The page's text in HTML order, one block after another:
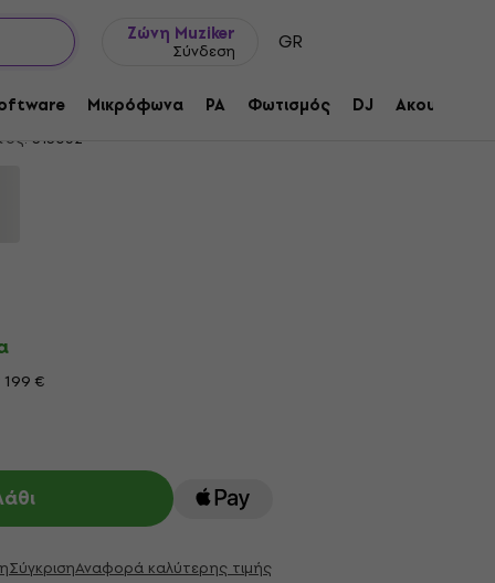
Ζώνη Muziker
Σύνδεση GR
Μικρόφωνα PA Φωτισμός DJ Ακουστικά
Jazz SET Πένα
313052
€
ΣύγκρισηΑναφορά καλύτερης τιμής